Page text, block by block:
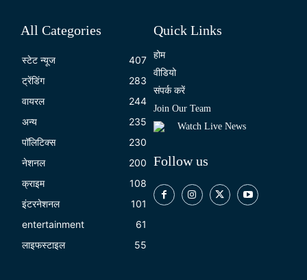
All Categories
स्टेट न्यूज
407
ट्रेंडिंग
283
वायरल
244
अन्य
235
पॉलिटिक्स
230
नेशनल
200
क्राइम
108
इंटरनेशनल
101
entertainment
61
लाइफस्टाइल
55
Quick Links
होम
वीडियो
संपर्क करें
Join Our Team
Watch Live News
Follow us